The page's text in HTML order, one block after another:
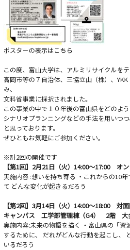
ポスターの表示はこちら
この度、富山大学は、アルミリサイクルを
高岡市等の７自治体、三協立山（株）、
み、
文科省事業に採択されました。
この事業の中で１０年後の富山県をどのよ
シナリオプランニングなどの手法を用いつ
と思っております。
ぜひともお気軽にご参加ください。
※計2回の開催です
【第1回】2月21日（火）14:00～17:00
実施内容 :想いを持ち寄る ・これからの10
て どんな変化が起きるだろう
【第2回】3月14日（火）14:00～18:00 対
キャンパス 工学部管理棟（G4） 2階 大
実施内容:未来の物語を描く ・富山県の「資
するために、 だれがどんな行動を起こし、
いるだろう